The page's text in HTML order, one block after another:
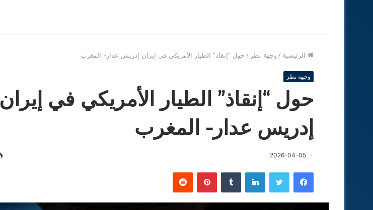
الرئيسية / وجهة نظر / حول “إنقاذ” الطيار الأمريكي في إيران إدريس عدار- المغرب
وجهة نظر
حول “إنقاذ” الطيار الأمريكي في إيران
إدريس عدار- المغرب
2026-04-05
فيسبوك لينكدإن بينتيريست